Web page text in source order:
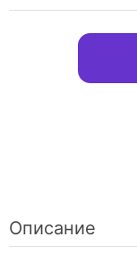
Описание